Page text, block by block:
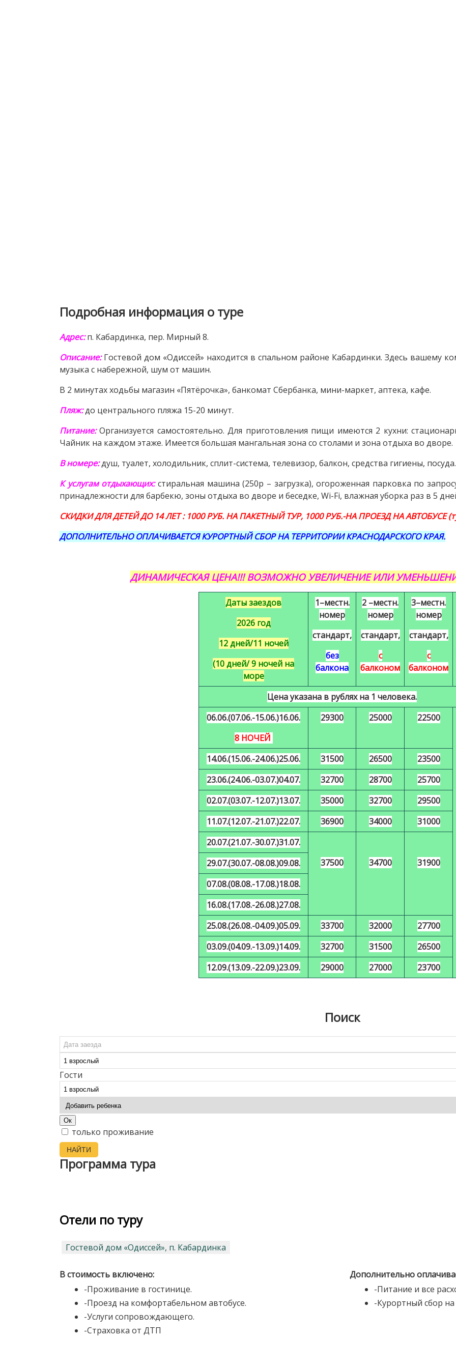
Подробная информация о туре
Адрес:п. Кабардинка, пер. Мирный 8.
Описание:Гостевой дом «Одиссей» находится в спальном районе Кабардинки. Здесь вашему
музыка с набережной, шум от машин.
В 2 минутах ходьбы магазин «Пятёрочка», банкомат Сбербанка, мини-маркет, аптека, кафе.
Пляж:до центрального пляжа 15-20 минут.
Питание:Организуется самостоятельно. Для приготовления пищи имеются 2 кухни:
Чайник на каждом этаже. Имеется большая мангальная зона со столами и зона отдыха во дворе.
В номере:душ, туалет, холодильник, сплит-система, телевизор, балкон, средства гигиены,
К услугам отдыхающих:стиральная машина (250р – загрузка), огороженная парковка по
принадлежности для барбекю, зоны отдыха во дворе и беседке, Wi-Fi, влажная уборка раз в 5
СКИДКИ ДЛЯ ДЕТЕЙ ДО 14 ЛЕТ : 1000 РУБ. НА ПАКЕТНЫЙ ТУР, 1000 РУБ.-НА ПРОЕЗД НА АВТОБУСЕ
ДОПОЛНИТЕЛЬНО ОПЛАЧИВАЕТСЯ КУРОРТНЫЙ СБОР НА ТЕРРИТОРИИ КРАСНОДАРСКОГО КРАЯ.
ДИНАМИЧЕСКАЯ ЦЕНА!!! ВОЗМОЖНО УВЕЛИЧЕНИЕ ИЛИ
Даты заездов
2026 год
12 дней/11 ночей
(10 дней/ 9 ночей на
море
1–местн.
номер
стандарт,
без
балкона
2 –местн.
номер
стандарт,
с
балконом
3–местн.
номер
стандарт,
с
балконом
Цена указана в рублях на 1 человека.
06.06.(07.06.-15.06.)16.06.
8 НОЧЕЙ
29300 25000
22500
14.06.(15.06.-24.06.)25.06.
31500 26500
23500
23.06.(24.06.-03.07.)04.07.
32700 28700
25700
02.07.(03.07.-12.07.)13.07.
35000 32700
29500
11.07.(12.07.-21.07.)22.07.
36900 34000
31000
20.07.(21.07.-30.07.)31.07.
37500
34700 31900
29.07.(30.07.-08.08.)09.08.
07.08.(08.08.-17.08.)18.08.
16.08.(17.08.-26.08.)27.08.
25.08.(26.08.-04.09.)05.09.
33700 32000
27700
03.09.(04.09.-13.09.)14.09.
32700 31500
26500
12.09.(13.09.-22.09.)23.09.
29000 27000 23700
Поиск
Гости
Ок
только проживание
НАЙТИ
Программа тура
Отели по туру
Гостевой дом «Одиссей», п. Кабардинка
В стоимость включено:
-Проживание в гостинице.
-Проезд на комфортабельном автобусе.
-Услуги сопровождающего.
-Страховка от ДТП
Дополнительно
-Питание и все
-Курортный сбор